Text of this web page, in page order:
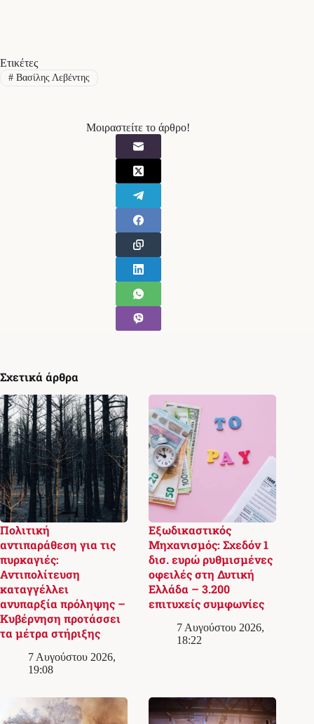
Ετικέτες
#Βασίλης Λεβέντης
Μοιραστείτε το άρθρο!
Σχετικά άρθρα
Πολιτική
αντιπαράθεση για τις
πυρκαγιές:
Αντιπολίτευση
καταγγέλλει
ανυπαρξία πρόληψης –
Κυβέρνηση προτάσσει
τα μέτρα στήριξης
7 Αυγούστου 2026,
19:08
Εξωδικαστικός
Μηχανισμός: Σχεδόν 1
δισ. ευρώ ρυθμισμένες
οφειλές στη Δυτική
Ελλάδα – 3.200
επιτυχείς συμφωνίες
7 Αυγούστου 2026,
18:22